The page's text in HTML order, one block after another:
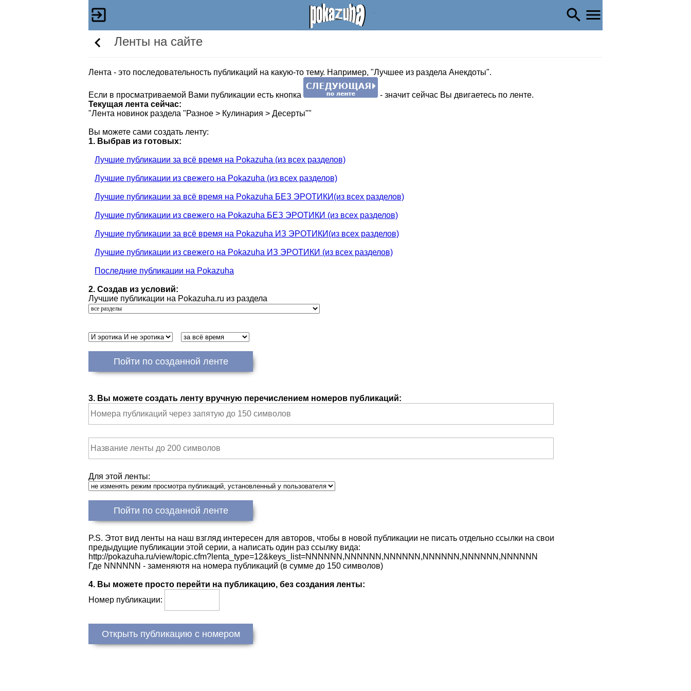
Ленты на сайте
Лента - это последовательность публикаций на какую-то тему. Например, "Лучшее из раздела Анекдоты".
Если в просматриваемой Вами публикации есть кнопка
- значит сейчас Вы двигаетесь по ленте.
Текущая лента сейчас:
"Лента новинок раздела "Разное > Кулинария > Десерты""
Вы можете сами создать ленту:
1. Выбрав из готовых:
Лучшие публикации за всё время на Pokazuha (из всех разделов)
Лучшие публикации из свежего на Pokazuha (из всех разделов)
Лучшие публикации за всё время на Pokazuha БЕЗ ЭРОТИКИ(из всех разделов)
Лучшие публикации из свежего на Pokazuha БЕЗ ЭРОТИКИ (из всех разделов)
Лучшие публикации за всё время на Pokazuha ИЗ ЭРОТИКИ(из всех разделов)
Лучшие публикации из свежего на Pokazuha ИЗ ЭРОТИКИ (из всех разделов)
Последние публикации на Pokazuha
2. Создав из условий:
Лучшие публикации на Pokazuha.ru из раздела
Пойти по созданной ленте
3. Вы можете создать ленту вручную перечислением номеров публикаций:
Для этой ленты:
Пойти по созданной ленте
P.S. Этот вид ленты на наш взгляд интересен для авторов, чтобы в новой публикации не писать отдельно ссылки на свои
предыдущие публикации этой серии, а написать один раз ссылку вида:
http://pokazuha.ru/view/topic.cfm?lenta_type=12&keys_list=NNNNNN,NNNNNN,NNNNNN,NNNNNN,NNNNNN,NNNNNN
Где NNNNNN - заменяютя на номера публикаций (в сумме до 150 символов)
4. Вы можете просто перейти на публикацию, без создания ленты:
Номер публикации:
Открыть публикацию с номером